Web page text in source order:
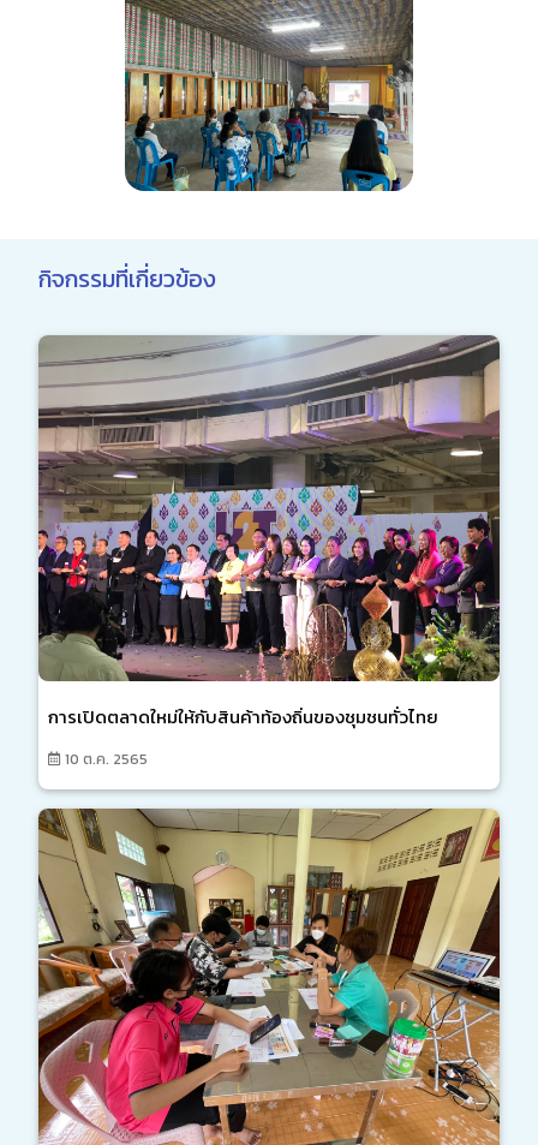
กิจกรรมที่เกี่ยวข้อง
การเปิดตลาดใหม่ให้กับสินค้าท้องถิ่นของชุมชนทั่วไทย
10 ต.ค. 2565